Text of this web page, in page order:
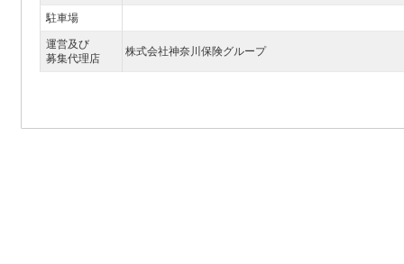
駐車場
運営及び
募集代理店
株式会社神奈川保険グループ